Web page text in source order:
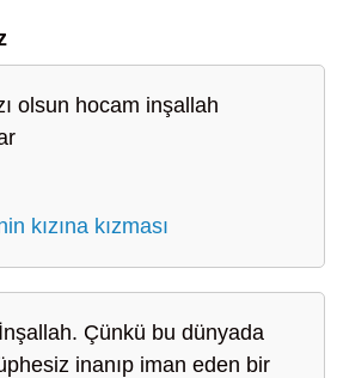
olsun hocam inşallah
kızına kızması
Çünkü bu dünyada
inanıp iman eden bir